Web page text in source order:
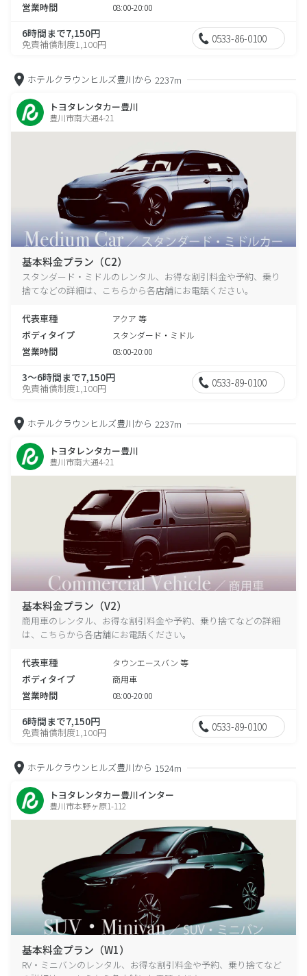
営業時間 08:00-20:00
6時間まで7,150円
免責補償制度1,100円 0533-86-0100
ホテルクラウンヒルズ豊川から 2237m
トヨタレンタカー豊川
豊川市南大通4-21
基本料金プラン（C2）
スタンダード・ミドルのレンタル、お得な割引料金や予約、乗り
捨てなどの詳細は、こちらから各店舗にお電話ください。
代表車種 アクア 等
ボディタイプ スタンダード・ミドル
営業時間 08:00-20:00
3～6時間まで7,150円
免責補償制度1,100円 0533-89-0100
ホテルクラウンヒルズ豊川から 2237m
トヨタレンタカー豊川
豊川市南大通4-21
基本料金プラン（V2）
商用車のレンタル、お得な割引料金や予約、乗り捨てなどの詳細
は、こちらから各店舗にお電話ください。
代表車種 タウンエースバン 等
ボディタイプ 商用車
営業時間 08:00-20:00
6時間まで7,150円
免責補償制度1,100円 0533-89-0100
ホテルクラウンヒルズ豊川から 1524m
トヨタレンタカー豊川インター
豊川市本野ヶ原1-112
基本料金プラン（W1）
RV・ミニバンのレンタル、お得な割引料金や予約、乗り捨てなど